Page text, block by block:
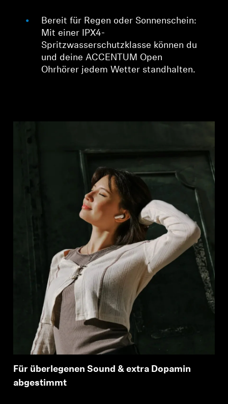
Bereit für Regen oder Sonnenschein:
Mit einer IPX4-
Spritzwasserschutzklasse können du
und deine ACCENTUM Open
Ohrhörer jedem Wetter standhalten.
Für überlegenen Sound & extra Dopamin
abgestimmt